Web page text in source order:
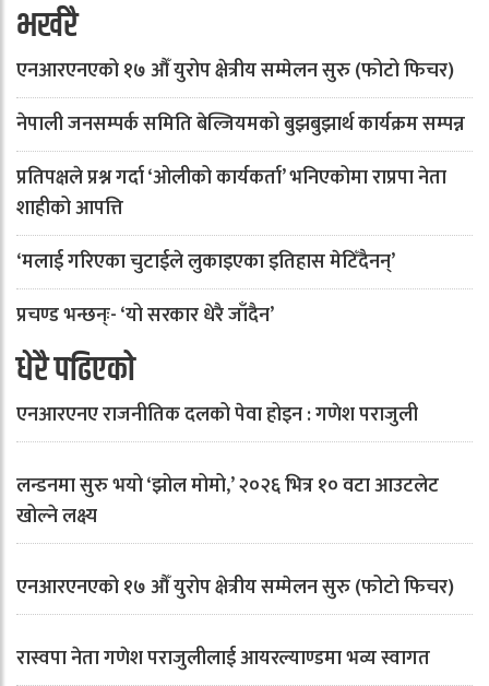
भर्खरै
एनआरएनएको १७ औँ युरोप क्षेत्रीय सम्मेलन सुरु (फोटो फिचर)
नेपाली जनसम्पर्क समिति बेल्जियमको बुझबुझार्थ कार्यक्रम सम्पन्न
प्रतिपक्षले प्रश्न गर्दा ‘ओलीको कार्यकर्ता’ भनिएकोमा राप्रपा नेता
शाहीको आपत्ति
‘मलाई गरिएका चुटाईले लुकाइएका इतिहास मेटिँदैनन्’
प्रचण्ड भन्छन्ः- ‘यो सरकार धेरै जाँदैन’
धेरै पढिएको
एनआरएनए राजनीतिक दलको पेवा होइन : गणेश पराजुली
लन्डनमा सुरु भयो ‘झोल मोमो,’ २०२६ भित्र १० वटा आउटलेट
खोल्ने लक्ष्य
एनआरएनएको १७ औँ युरोप क्षेत्रीय सम्मेलन सुरु (फोटो फिचर)
रास्वपा नेता गणेश पराजुलीलाई आयरल्याण्डमा भव्य स्वागत